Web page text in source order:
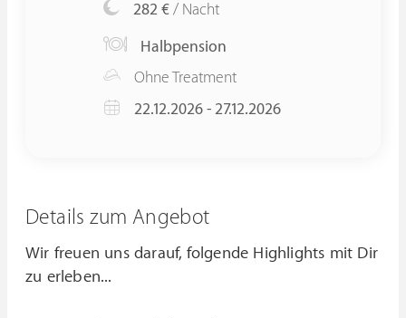
282 € / Nacht
Halbpension
Ohne Treatment
22.12.2026 - 27.12.2026
Details zum Angebot
Wir freuen uns darauf, folgende Highlights mit Dir
zu erleben...